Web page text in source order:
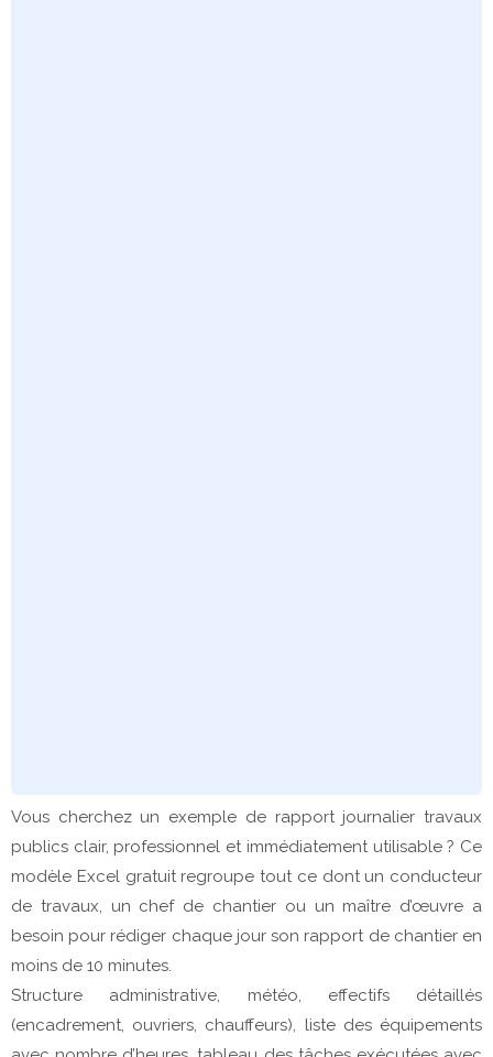
Vous cherchez un exemple de rapport journalier travaux
publics clair, professionnel et immédiatement utilisable ? Ce
modèle Excel gratuit regroupe tout ce dont un conducteur
de travaux, un chef de chantier ou un maître d’œuvre a
besoin pour rédiger chaque jour son rapport de chantier en
moins de 10 minutes.
Structure administrative, météo, effectifs détaillés
(encadrement, ouvriers, chauffeurs), liste des équipements